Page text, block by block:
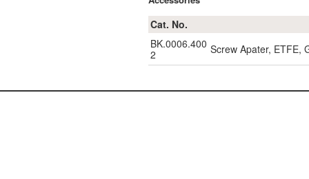
Cat. No.
BK.0006.400
2
Screw Apater, ETFE,